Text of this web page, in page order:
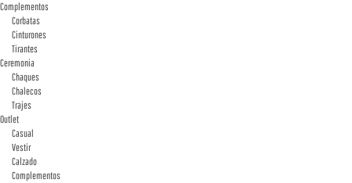
Complementos
Corbatas
Cinturones
Tirantes
Ceremonia
Chaques
Chalecos
Trajes
Outlet
Casual
Vestir
Calzado
Complementos